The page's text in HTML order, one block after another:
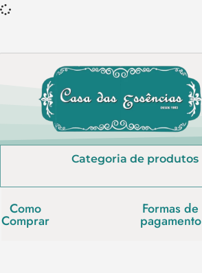
Categoria de produtos
Como
Comprar
Formas de
pagamento